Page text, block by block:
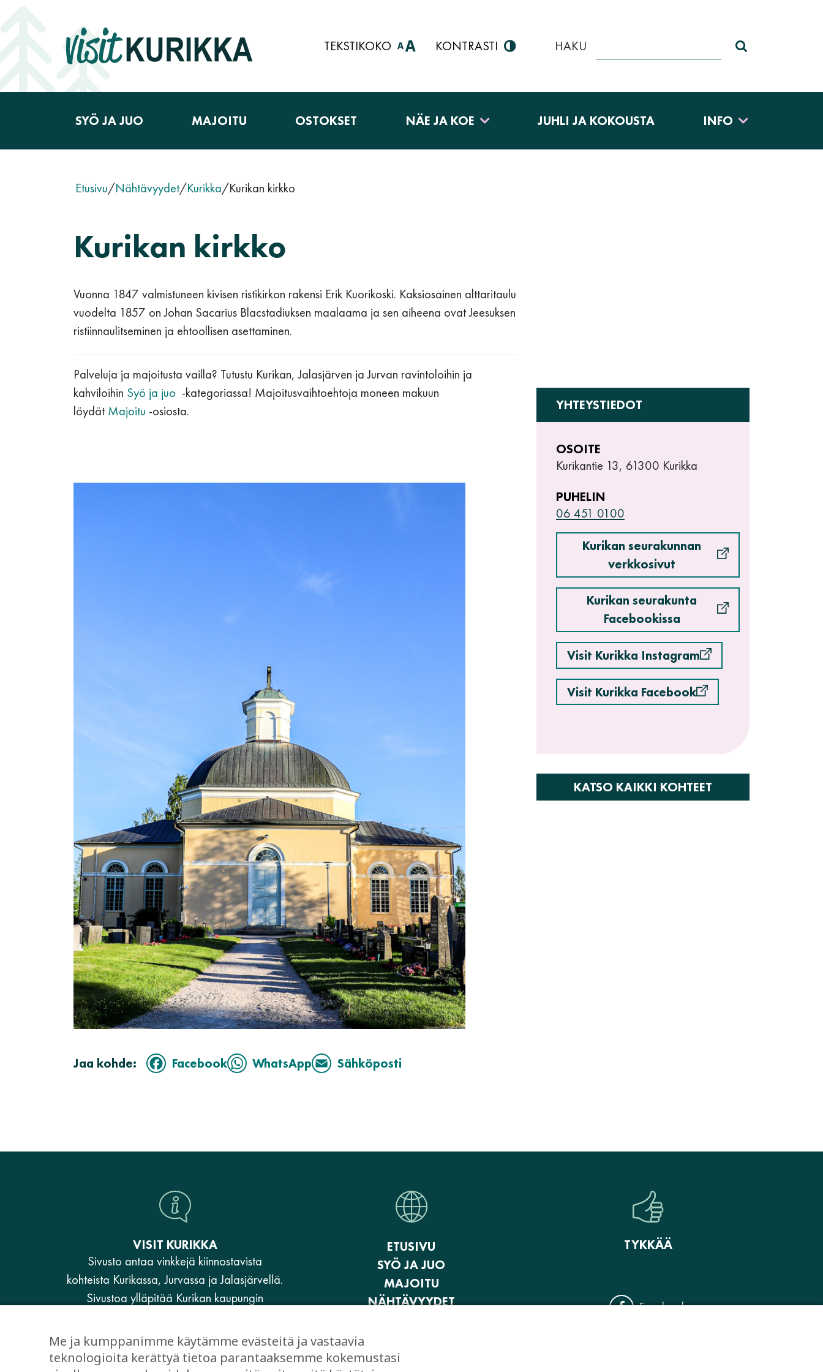
TEKSTIKOKO KONTRASTI HAKU
Päävalikko
SYÖ JA JUO MAJOITU OSTOKSET NÄE JA KOE JUHLI JA KOKOUSTA INFO
Etusivu/Nähtävyydet/Kurikka/Kurikan kirkko
Kurikan kirkko
Vuonna 1847 valmistuneen kivisen ristikirkon rakensi Erik Kuorikoski. Kaksiosainen alttaritaulu
vuodelta 1857 on Johan Sacarius Blacstadiuksen maalaama ja sen aiheena ovat Jeesuksen
ristiinnaulitseminen ja ehtoollisen asettaminen.
Palveluja ja majoitusta vailla? Tutustu Kurikan, Jalasjärven ja Jurvan ravintoloihin ja
kahviloihin Syö ja juo -kategoriassa! Majoitusvaihtoehtoja moneen makuun
löydät Majoitu -osiosta.
Jaa kohde: Facebook WhatsApp Sähköposti
YHTEYSTIEDOT
OSOITE
Kurikantie 13, 61300 Kurikka
PUHELIN
06 451 0100
Kurikan seurakunnan
verkkosivut
Kurikan seurakunta
Facebookissa
Visit Kurikka Instagram
Visit Kurikka Facebook
KATSO KAIKKI KOHTEET
VISIT KURIKKA
Sivusto antaa vinkkejä kiinnostavista
kohteista Kurikassa, Jurvassa ja Jalasjärvellä.
Sivustoa ylläpitää Kurikan kaupungin
www.kurikka.fi
ETUSIVU
SYÖ JA JUO
MAJOITU
NÄHTÄVYYDET
JUHLI JA KOKOUSTA
TYKKÄÄ
Facebook
Me ja kumppanimme käytämme evästeitä ja vastaavia
teknologioita kerättyä tietoa parantaaksemme kokemustasi